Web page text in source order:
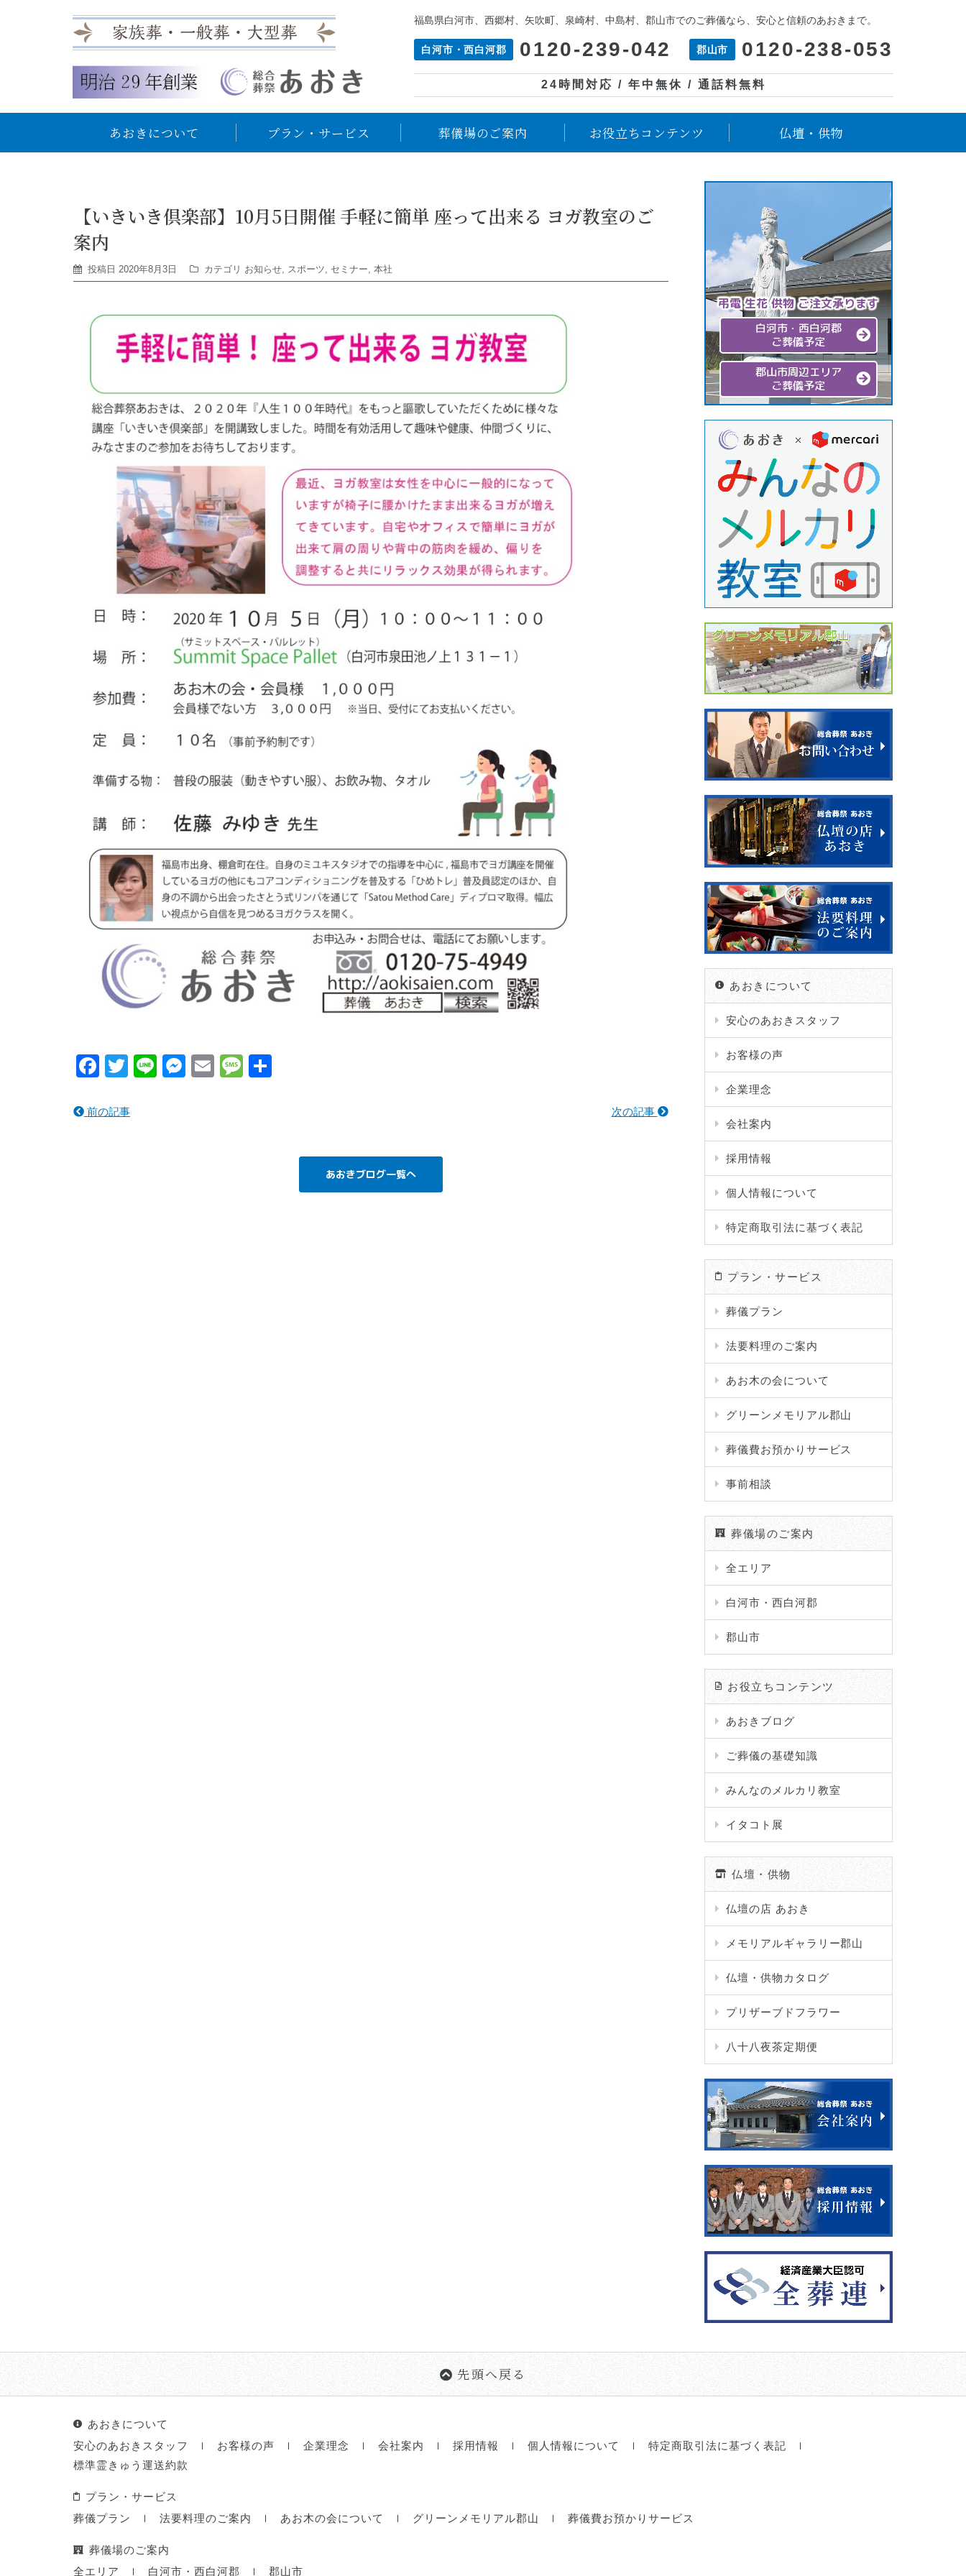
福島県白河市、西郷村、矢吹町、泉崎村、中島村、郡山市でのご葬儀なら、安心と信頼のあおきまで。
白河市・西白河郡 0120-239-042 郡山市 0120-238-053
24時間対応 / 年中無休 / 通話料無料
あおきについて プラン・サービス 葬儀場のご案内 お役立ちコンテンツ 仏壇・供物
【いきいき倶楽部】10月5日開催 手軽に簡単 座って出来る ヨガ教室のご
案内
投稿日 2020年8月3日 カテゴリ お知らせ スポーツ セミナー 本社
Facebook
Twitter
LineMessenger
EmailMessage
前の記事 次の記事
あおきブログ一覧へ
弔電 生花 供物 ご注文承ります
白河市・西白河郡
ご葬儀予定
郡山市周辺エリア
ご葬儀予定
あおきについて
安心のあおきスタッフ
お客様の声
企業理念
会社案内
採用情報
個人情報について
特定商取引法に基づく表記
プラン・サービス
葬儀プラン
法要料理のご案内
あお木の会について
グリーンメモリアル郡山
葬儀費お預かりサービス
事前相談
葬儀場のご案内
全エリア
白河市・西白河郡
郡山市
お役立ちコンテンツ
あおきブログ
ご葬儀の基礎知識
みんなのメルカリ教室
イタコト展
仏壇・供物
仏壇の店 あおき
メモリアルギャラリー郡山
仏壇・供物カタログ
プリザーブドフラワー
八十八夜茶定期便
先頭へ戻る
あおきについて
安心のあおきスタッフ
お客様の声 企業理念 会社案内 採用情報 個人情報について
特定商取引法に基づく表記
標準霊きゅう運送約款
プラン・サービス
葬儀プラン
法要料理のご案内 あお木の会について グリーンメモリアル郡山 葬儀費お預かりサービス
葬儀場のご案内
全エリア
白河市・西白河郡 郡山市